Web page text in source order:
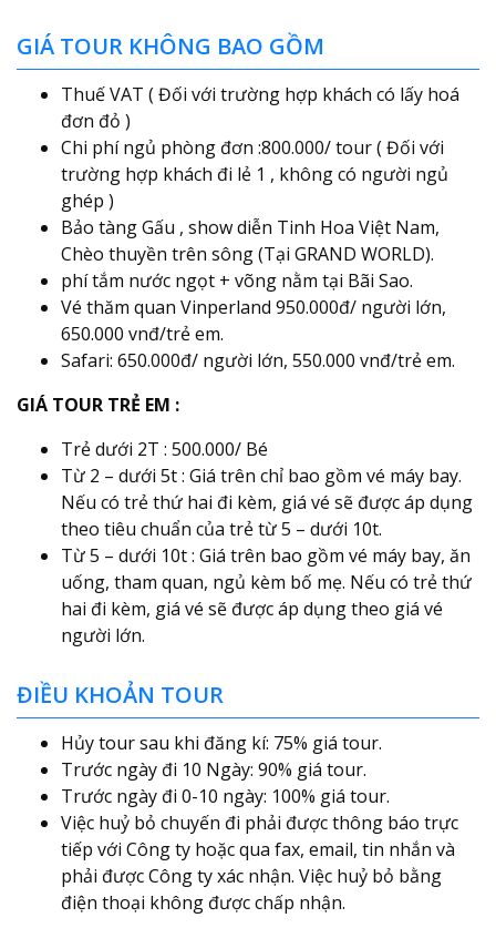
GIÁ TOUR KHÔNG BAO GỒM
Thuế VAT ( Đối với trường hợp khách có lấy hoá
đơn đỏ )
Chi phí ngủ phòng đơn :800.000/ tour ( Đối với
trường hợp khách đi lẻ 1 , không có người ngủ
ghép )
Bảo tàng Gấu , show diễn Tinh Hoa Việt Nam,
Chèo thuyền trên sông (Tại GRAND WORLD).
phí tắm nước ngọt + võng nằm tại Bãi Sao.
Vé thăm quan Vinperland 950.000đ/ người lớn,
650.000 vnđ/trẻ em.
Safari: 650.000đ/ người lớn, 550.000 vnđ/trẻ em.
GIÁ TOUR TRẺ EM :
Trẻ dưới 2T : 500.000/ Bé
Từ 2 – dưới 5t : Giá trên chỉ bao gồm vé máy bay.
Nếu có trẻ thứ hai đi kèm, giá vé sẽ được áp dụng
theo tiêu chuẩn của trẻ từ 5 – dưới 10t.
Từ 5 – dưới 10t : Giá trên bao gồm vé máy bay, ăn
uống, tham quan, ngủ kèm bố mẹ. Nếu có trẻ thứ
hai đi kèm, giá vé sẽ được áp dụng theo giá vé
người lớn.
ĐIỀU KHOẢN TOUR
Hủy tour sau khi đăng kí: 75% giá tour.
Trước ngày đi 10 Ngày: 90% giá tour.
Trước ngày đi 0-10 ngày: 100% giá tour.
Việc huỷ bỏ chuyến đi phải được thông báo trực
tiếp với Công ty hoặc qua fax, email, tin nhắn và
phải được Công ty xác nhận. Việc huỷ bỏ bằng
điện thoại không được chấp nhận.